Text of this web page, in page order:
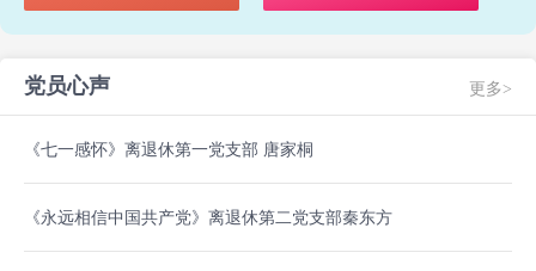
党员心声 更多>
《七一感怀》离退休第一党支部 唐家桐
《永远相信中国共产党》离退休第二党支部秦东方